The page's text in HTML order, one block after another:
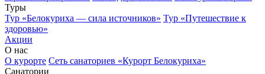
Туры
Тур «Белокуриха — сила источников» Тур «Путешествие к
здоровью»
Акции
О нас
О курорте Сеть санаториев «Курорт Белокуриха»
Санатории